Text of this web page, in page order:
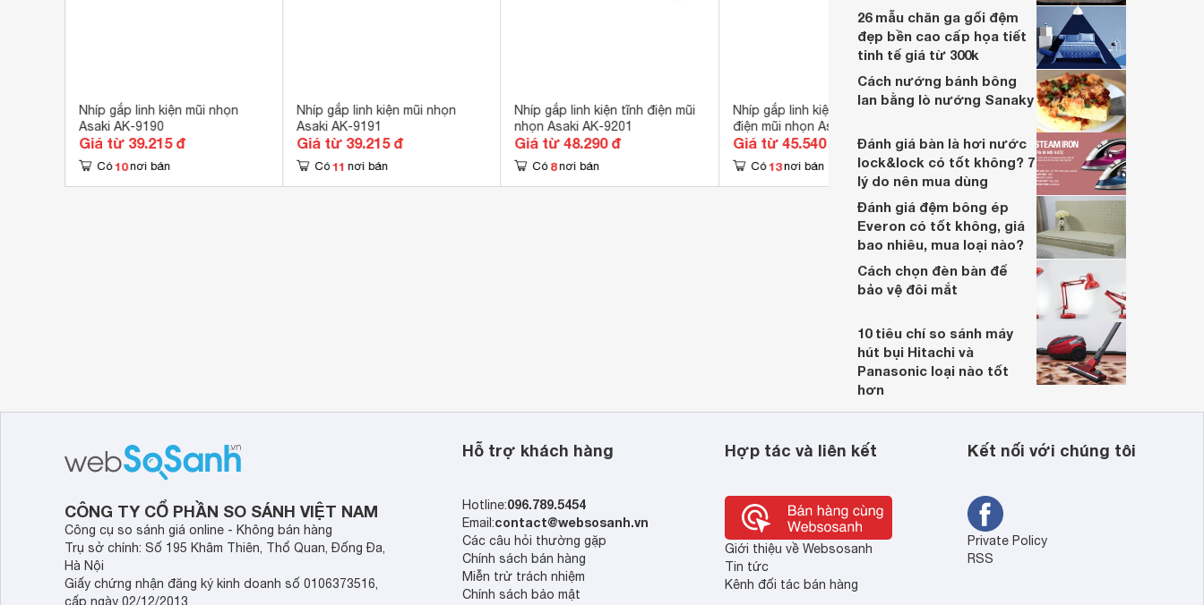
Nhíp gắp linh kiện mũi nhọn
Asaki AK-9190
Giá từ 39.215 đ
Có 10 nơi bán
Nhíp gắp linh kiện mũi nhọn
Asaki AK-9191
Giá từ 39.215 đ
Có 11 nơi bán
Nhíp gắp linh kiện tĩnh điện mũi
nhọn Asaki AK-9201
Giá từ 48.290 đ
Có 8 nơi bán
Nhíp gắp linh kiện chống tĩnh
điện mũi nhọn Asaki AK-9204
Giá từ 45.540 đ
Có 13 nơi bán
Nhíp gắp linh kiện mũi cong
Giá từ 39.215 đ
Có 13 nơi bán
26 mẫu chăn ga gối đệm
đẹp bền cao cấp họa tiết
tinh tế giá từ 300k
Cách nướng bánh bông
lan bằng lò nướng Sanaky
Đánh giá bàn là hơi nước
lock&lock có tốt không? 7
lý do nên mua dùng
Đánh giá đệm bông ép
Everon có tốt không, giá
bao nhiêu, mua loại nào?
Cách chọn đèn bàn để
bảo vệ đôi mắt
10 tiêu chí so sánh máy
hút bụi Hitachi và
Panasonic loại nào tốt
hơn
CÔNG TY CỔ PHẦN SO SÁNH VIỆT NAM
Công cụ so sánh giá online - Không bán hàng
Trụ sở chính: Số 195 Khâm Thiên, Thổ Quan, Đống Đa,
Hà Nội
Giấy chứng nhận đăng ký kinh doanh số 0106373516,
cấp ngày 02/12/2013
Hỗ trợ khách hàng
Hotline:096.789.5454
Email:contact@websosanh.vn
Các câu hỏi thường gặp
Chính sách bán hàng
Miễn trừ trách nhiệm
Chính sách bảo mật
Hợp tác và liên kết
Giới thiệu về Websosanh
Tin tức
Kênh đối tác bán hàng
Kết nối với chúng tôi
Private Policy
RSS